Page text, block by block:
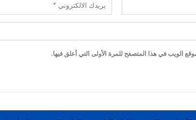
الويب في هذا المتصفح للمرة الأولى التي أعلق فيها.